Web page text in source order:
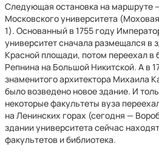
Следующая остановка на маршруте
Московского университета
1). Основанный в 1755 году
университет сначала размещался в
Красной площади, потом переехал в
Репнина на Большой Никитской. А в
знаменитого архитектора Михаила
было возведено новое здание. И
некоторые факультеты вуза
на Ленинских горах (сегодня —
здании университета сейчас
факультетов и библиотека.